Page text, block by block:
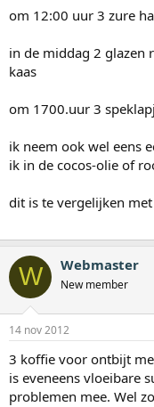
om 12:00 uur 3 zure
in de middag 2 glazen
kaas
om 1700.uur 3
ik neem ook wel eens
ik in de cocos-olie of
dit is te vergelijken
W Webmaster
New member
14 nov 2012
3 koffie voor ontbijt
is eveneens vloeibare
problemen mee. Wel